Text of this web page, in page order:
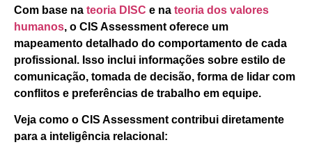
Com base na teoria DISC e na teoria dos valores
humanos, o CIS Assessment oferece um
mapeamento detalhado do comportamento de cada
profissional. Isso inclui informações sobre estilo de
comunicação, tomada de decisão, forma de lidar com
conflitos e preferências de trabalho em equipe.
Veja como o CIS Assessment contribui diretamente
para a inteligência relacional: